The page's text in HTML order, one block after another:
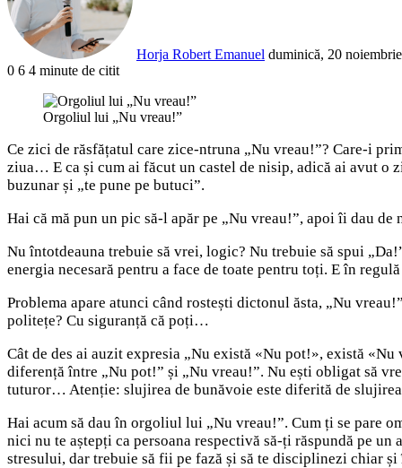
Horja Robert Emanuel duminică, 20
0 6 4 minute de citit
Orgoliul lui „Nu vreau!”
Ce zici de răsfățatul care zice-ntruna „Nu vreau!”? Care-i
ziua… E ca și cum ai făcut un castel de nisip, adică ai avut o
buzunar și „te pune pe butuci”.
Hai că mă pun un pic să-l apăr pe „Nu vreau!”, apoi îi dau de
Nu întotdeauna trebuie să vrei, logic? Nu trebuie să spui
energia necesară pentru a face de toate pentru toți. E în
Problema apare atunci când rostești dictonul ăsta, „Nu
politețe? Cu siguranță că poți…
Cât de des ai auzit expresia „Nu există «Nu pot!», există
diferență între „Nu pot!” și „Nu vreau!”. Nu ești obligat să
tuturor… Atenție: slujirea de bunăvoie este diferită de
Hai acum să dau în orgoliul lui „Nu vreau!”. Cum ți se pare
nici nu te aștepți ca persoana respectivă să-ți răspundă pe
stresului, dar trebuie să fii pe fază și să te disciplinezi chiar